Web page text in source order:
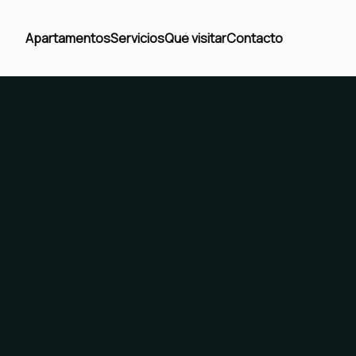
ApartamentosServiciosQué visitarContacto